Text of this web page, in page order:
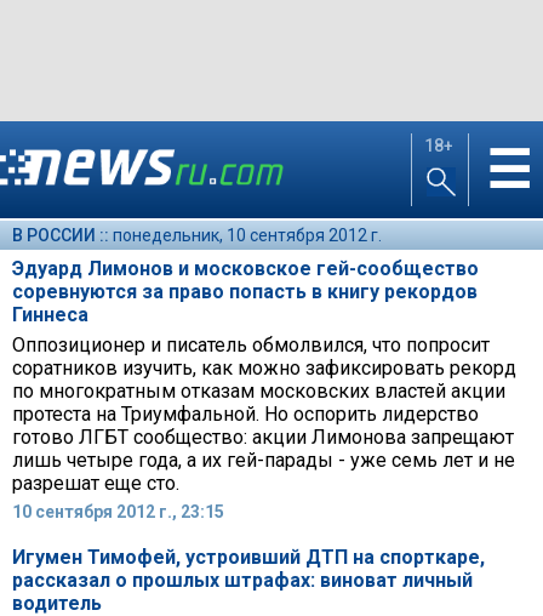
18+ ☰
В РОССИИ :: понедельник, 10 сентября 2012 г.
Эдуард Лимонов и московское гей-сообщество
соревнуются за право попасть в книгу рекордов
Гиннеса
Оппозиционер и писатель обмолвился, что попросит
соратников изучить, как можно зафиксировать рекорд
по многократным отказам московских властей акции
протеста на Триумфальной. Но оспорить лидерство
готово ЛГБТ сообщество: акции Лимонова запрещают
лишь четыре года, а их гей-парады - уже семь лет и не
разрешат еще сто.
10 сентября 2012 г., 23:15
Игумен Тимофей, устроивший ДТП на спорткаре,
рассказал о прошлых штрафах: виноват личный
водитель